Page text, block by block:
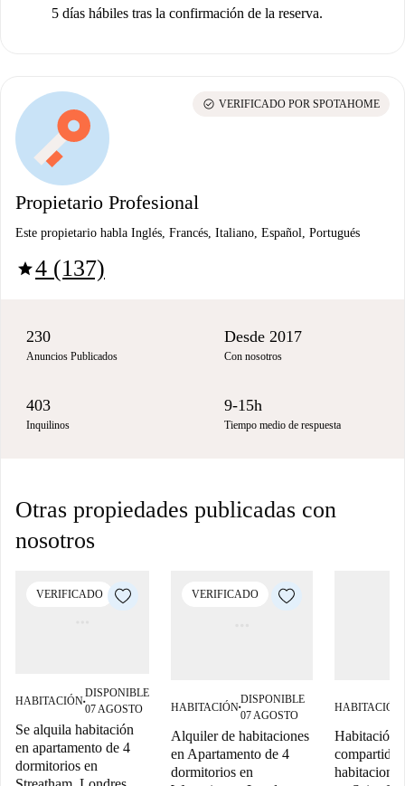
5 días hábiles tras la confirmación de la reserva.
Propietario Profesional
Este propietario habla Inglés, Francés, Italiano, Español, Portugués
star4 (137)
check_circle VERIFICADO POR SPOTAHOME
230
Anuncios Publicados
Desde 2017
Con nosotros
403
Inquilinos
9-15h
Tiempo medio de respuesta
Otras propiedades publicadas con
nosotros
VERIFICADO
HABITACIÓN■
DISPONIBLE
07 AGOSTO
Se alquila habitación
en apartamento de 4
dormitorios en
VERIFICADO
HABITACIÓN■
DISPONIBLE
07 AGOSTO
Alquiler de habitaciones
en Apartamento de 4
dormitorios en
HABITACIÓN
Habitación
compartido